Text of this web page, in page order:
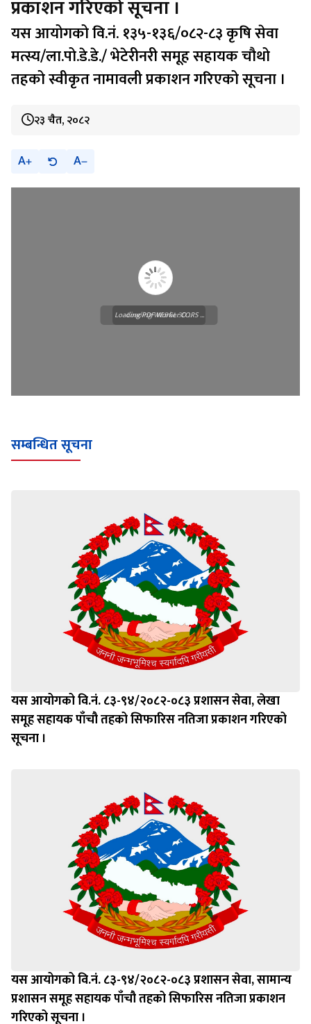
प्रकाशन गरिएको सूचना ।
यस आयोगको वि.नं. १३५-१३६/०८२-८३ कृषि सेवा
मत्स्य/ला.पो.डे.डे./ भेटेरीनरी समूह सहायक चौथो
तहको स्वीकृत नामावली प्रकाशन गरिएको सूचना ।
२३ चैत, २०८२
A A
Loading WEBGL 3D ...
Loading PDF Worker CORS ...
सम्बन्धित सूचना
यस आयोगको वि.नं. ८३-९४/२०८२-०८३ प्रशासन सेवा, लेखा
समूह सहायक पाँचौ तहको सिफारिस नतिजा प्रकाशन गरिएको
सूचना ।
यस आयोगको वि.नं. ८३-९४/२०८२-०८३ प्रशासन सेवा, सामान्य
प्रशासन समूह सहायक पाँचौ तहको सिफारिस नतिजा प्रकाशन
गरिएको सूचना ।